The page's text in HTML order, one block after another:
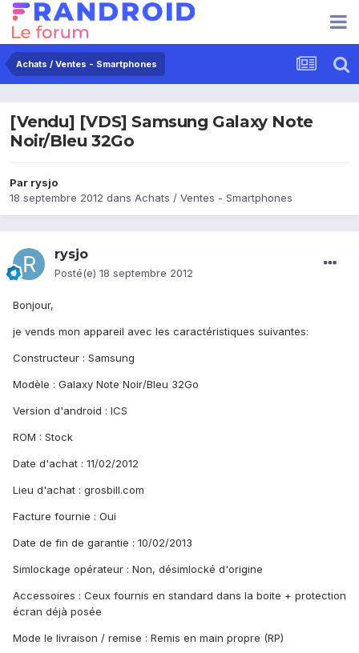
Achats / Ventes - Smartphones
[Vendu] [VDS] Samsung Galaxy Note
Noir/Bleu 32Go
Par rysjo
18 septembre 2012 dans Achats / Ventes - Smartphones
rysjo
Posté(e) 18 septembre 2012
Bonjour,
je vends mon appareil avec les caractéristiques suivantes:
Constructeur : Samsung
Modèle : Galaxy Note Noir/Bleu 32Go
Version d'android : ICS
ROM : Stock
Date d'achat : 11/02/2012
Lieu d'achat : grosbill.com
Facture fournie : Oui
Date de fin de garantie : 10/02/2013
Simlockage opérateur : Non, désimlocké d'origine
Accessoires : Ceux fournis en standard dans la boite + protection
écran déjà posée
Mode le livraison / remise : Remis en main propre (RP)